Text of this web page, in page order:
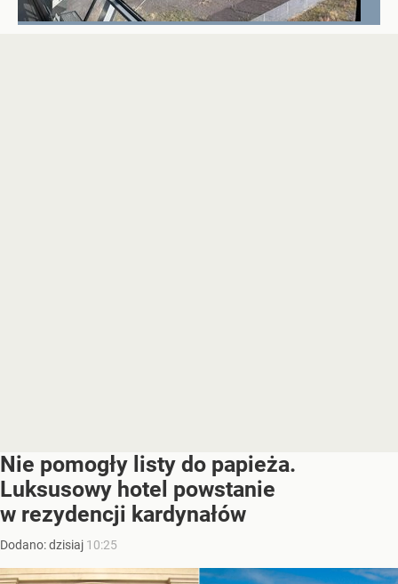
Nie pomogły listy do papieża.
Luksusowy hotel powstanie
w rezydencji kardynałów
Dodano:dzisiaj 10:25